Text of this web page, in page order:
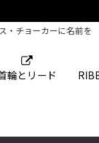
・チョーカーに名前を
輪とリード